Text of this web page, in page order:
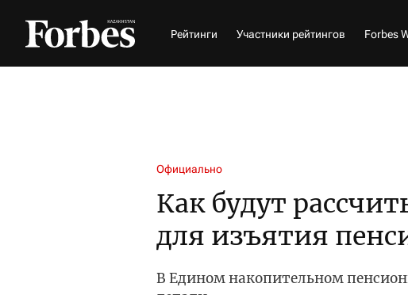
Рейтинги Участники рейтингов Forbes
Официально
Как будут
для изъятия
В Едином накопительном